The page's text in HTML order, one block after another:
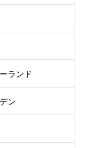
ランド
ン